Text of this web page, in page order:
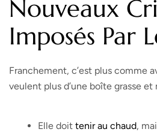
Nouveaux
Imposés Par
Franchement, c’est plus comme
veulent plus d’une boîte grasse et
Elle doit tenir au chaud,